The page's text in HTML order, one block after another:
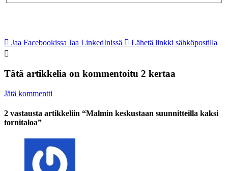
Jaa Facebookissa Jaa LinkedInissä Lähetä linkki sähköpostilla
Tätä artikkelia on kommentoitu 2 kertaa
Jätä kommentti
2 vastausta artikkeliin “Malmin keskustaan suunnitteilla kaksi
tornitaloa”